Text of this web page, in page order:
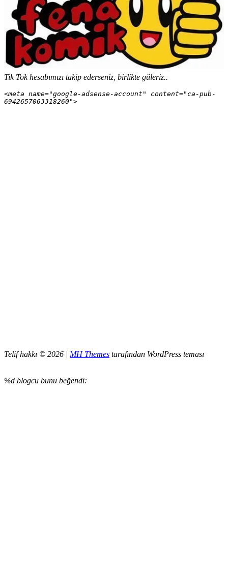
Tik Tok hesabımızı takip ederseniz, birlikte güleriz..
<meta name="google-adsense-account" content="ca-pub-
6942657063318260">
Telif hakkı © 2026 | MH Themes tarafından WordPress teması
%d blogcu bunu beğendi: